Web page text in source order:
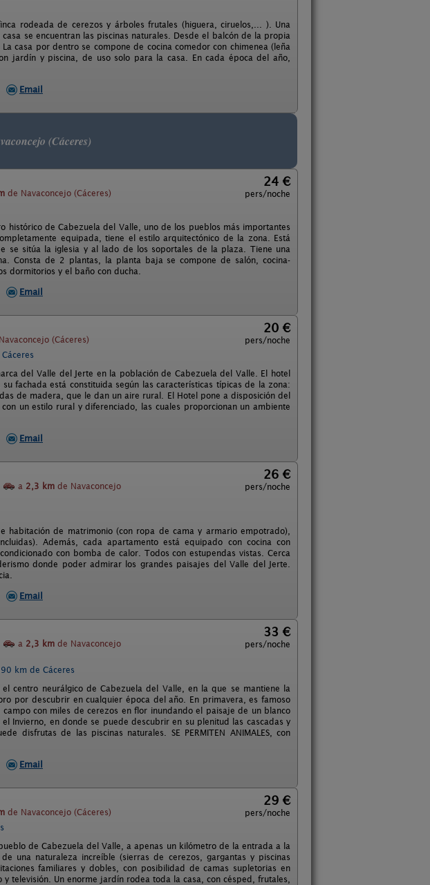
rodeada de cerezos y árboles frutales (higuera, ciruelos,... ). Una
se encuentran las piscinas naturales. Desde el balcón de la propia
casa por dentro se compone de cocina comedor con chimenea (leña
jardín y piscina, de uso solo para la casa. En cada época del año,
Email
(Cáceres)
de Navaconcejo (Cáceres)
24 €
pers/noche
histórico de Cabezuela del Valle, uno de los pueblos más importantes
equipada, tiene el estilo arquitectónico de la zona. Está
se sitúa la iglesia y al lado de los soportales de la plaza. Tiene una
Consta de 2 plantas, la planta baja se compone de salón, cocina-
dormitorios y el baño con ducha.
Email
(Cáceres)
20 €
pers/noche
del Valle del Jerte en la población de Cabezuela del Valle. El hotel
fachada está constituida según las características típicas de la zona:
de madera, que le dan un aire rural. El Hotel pone a disposición del
un estilo rural y diferenciado, las cuales proporcionan un ambiente
Email
a 2,3 km de Navaconcejo
26 €
pers/noche
de matrimonio (con ropa de cama y armario empotrado),
Además, cada apartamento está equipado con cocina con
con bomba de calor. Todos con estupendas vistas. Cerca
donde poder admirar los grandes paisajes del Valle del Jerte.
Email
a 2,3 km de Navaconcejo
33 €
pers/noche
90 km de Cáceres
centro neurálgico de Cabezuela del Valle, en la que se mantiene la
por descubrir en cualquier época del año. En primavera, es famoso
con miles de cerezos en flor inundando el paisaje de un blanco
Invierno, en donde se puede descubrir en su plenitud las cascadas y
disfrutas de las piscinas naturales. SE PERMITEN ANIMALES, con
Email
de Navaconcejo (Cáceres)
29 €
pers/noche
de Cabezuela del Valle, a apenas un kilómetro de la entrada a la
una naturaleza increíble (sierras de cerezos, gargantas y piscinas
familiares y dobles, con posibilidad de camas supletorias en
televisión. Un enorme jardín rodea toda la casa, con césped, frutales,